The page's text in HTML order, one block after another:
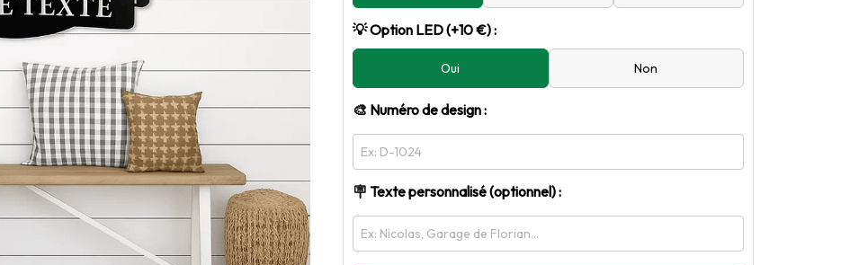
💡 Option LED (+10 €) :
Oui Non
🎨 Numéro de design :
🪧 Texte personnalisé (optionnel) :